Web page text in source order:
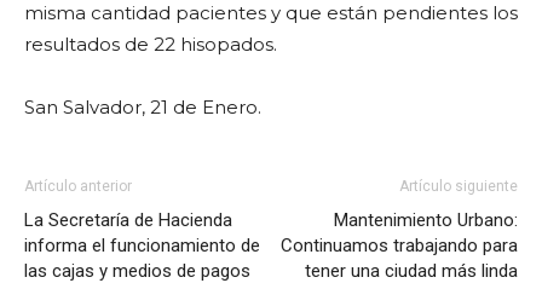
misma cantidad pacientes y que están pendientes los
resultados de 22 hisopados.
San Salvador, 21 de Enero.
Artículo anterior
La Secretaría de Hacienda
informa el funcionamiento de
las cajas y medios de pagos
Artículo siguiente
Mantenimiento Urbano:
Continuamos trabajando para
tener una ciudad más linda